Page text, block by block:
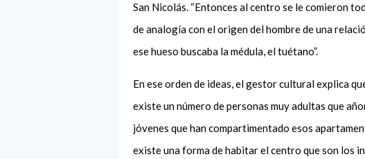
San Nicolás. “Entonces al centro se le comieron
de analogía con el origen del hombre de una
ese hueso buscaba la médula, el tuétano”.
En ese orden de ideas, el gestor cultural explica
existe un número de personas muy adultas que
jóvenes que han compartimentado esos
existe una forma de habitar el centro que son los